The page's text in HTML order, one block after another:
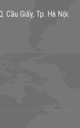
Cầu Giấy, Tp. Hà Nội.